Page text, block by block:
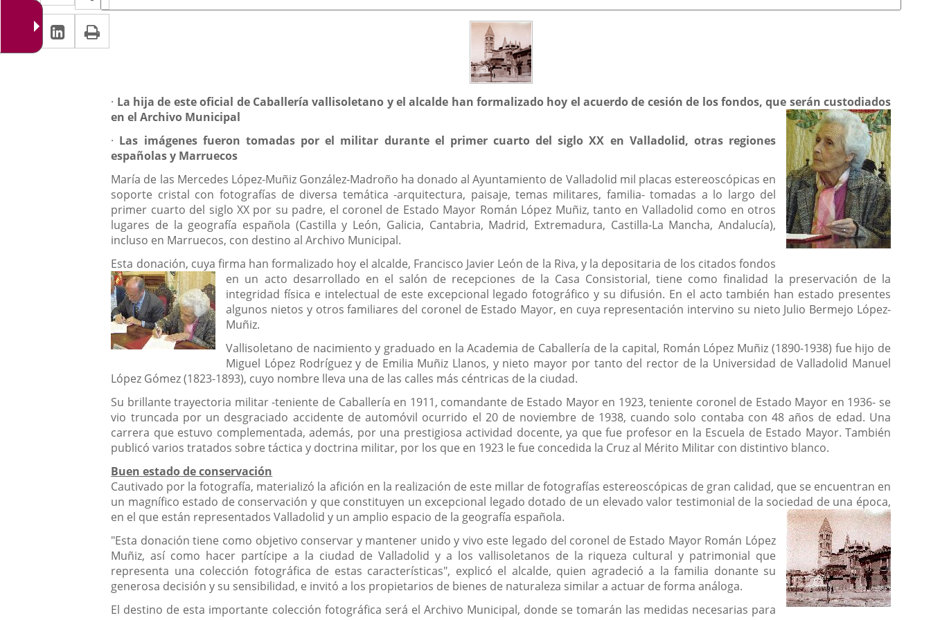
a
una
aplicación
a
una
Linkedin
Enlace
a
aplicación
externa.
la
Descripción
· La hija de este oficial de Caballería vallisoletano y el alcalde han formalizado hoy el acuerdo de cesión de los fondos, que serán custodiados
en el Archivo Municipal
· Las imágenes fueron tomadas por el militar durante el primer cuarto del siglo XX en Valladolid, otras regiones
españolas y Marruecos
María de las Mercedes López-Muñiz González-Madroño ha donado al Ayuntamiento de Valladolid mil placas estereoscópicas en
soporte cristal con fotografías de diversa temática -arquitectura, paisaje, temas militares, familia- tomadas a lo largo del
primer cuarto del siglo XX por su padre, el coronel de Estado Mayor Román López Muñiz, tanto en Valladolid como en otros
lugares de la geografía española (Castilla y León, Galicia, Cantabria, Madrid, Extremadura, Castilla-La Mancha, Andalucía),
incluso en Marruecos, con destino al Archivo Municipal.
Esta donación, cuya firma han formalizado hoy el alcalde, Francisco Javier León de la Riva, y la depositaria de los citados fondos
en un acto desarrollado en el salón de recepciones de la Casa Consistorial, tiene como finalidad la preservación de la
integridad física e intelectual de este excepcional legado fotográfico y su difusión. En el acto también han estado presentes
algunos nietos y otros familiares del coronel de Estado Mayor, en cuya representación intervino su nieto Julio Bermejo López-
Muñiz.
Vallisoletano de nacimiento y graduado en la Academia de Caballería de la capital, Román López Muñiz (1890-1938) fue hijo de
Miguel López Rodríguez y de Emilia Muñiz Llanos, y nieto mayor por tanto del rector de la Universidad de Valladolid Manuel
López Gómez (1823-1893), cuyo nombre lleva una de las calles más céntricas de la ciudad.
Su brillante trayectoria militar -teniente de Caballería en 1911, comandante de Estado Mayor en 1923, teniente coronel de Estado Mayor en 1936- se
vio truncada por un desgraciado accidente de automóvil ocurrido el 20 de noviembre de 1938, cuando solo contaba con 48 años de edad. Una
carrera que estuvo complementada, además, por una prestigiosa actividad docente, ya que fue profesor en la Escuela de Estado Mayor. También
publicó varios tratados sobre táctica y doctrina militar, por los que en 1923 le fue concedida la Cruz al Mérito Militar con distintivo blanco.
Buen estado de conservación
Cautivado por la fotografía, materializó la afición en la realización de este millar de fotografías estereoscópicas de gran calidad, que se encuentran en
un magnífico estado de conservación y que constituyen un excepcional legado dotado de un elevado valor testimonial de la sociedad de una época,
en el que están representados Valladolid y un amplio espacio de la geografía española.
"Esta donación tiene como objetivo conservar y mantener unido y vivo este legado del coronel de Estado Mayor Román López
Muñiz, así como hacer partícipe a la ciudad de Valladolid y a los vallisoletanos de la riqueza cultural y patrimonial que
representa una colección fotográfica de estas características", explicó el alcalde, quien agradeció a la familia donante su
generosa decisión y su sensibilidad, e invitó a los propietarios de bienes de naturaleza similar a actuar de forma análoga.
El destino de esta importante colección fotográfica será el Archivo Municipal, donde se tomarán las medidas necesarias para